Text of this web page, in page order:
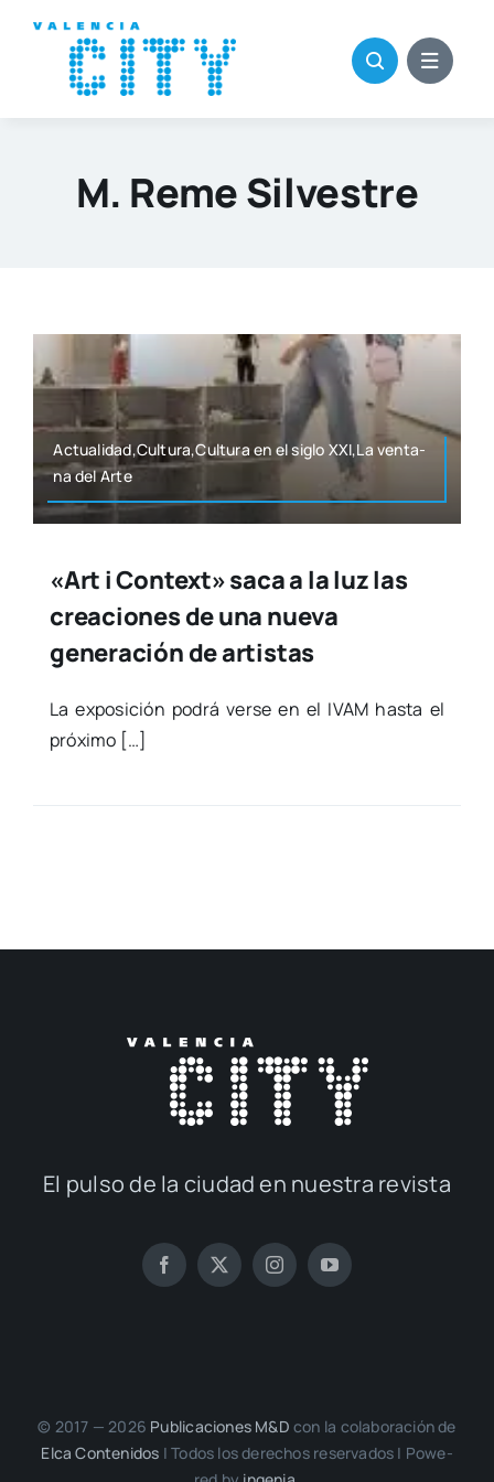
contenido
M. Reme Silvestre
Actualidad,Cultura,Cultura en el siglo XXI,La ven­ta­
na del Arte
«Art i Context» saca a la luz las
creaciones de una nueva
generación de artistas
La expo­si­ción podrá ver­se en el IVAM has­ta el
pró­xi­mo […]
El pul­so de la ciu­dad en nues­tra revis­ta
© 2017 — 2026 Publi­ca­cio­nes M&D con la cola­bo­ra­ción de
Elca Con­te­ni­dos | Todos los dere­chos reser­va­dos | Powe­